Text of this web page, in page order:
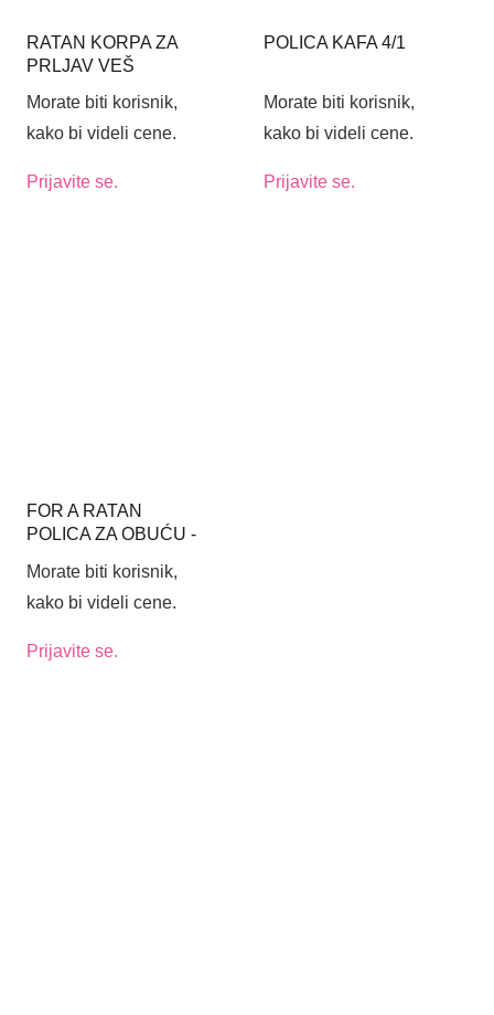
RATAN KORPA ZA
PRLJAV VEŠ
Morate biti korisnik,
kako bi videli cene.
Prijavite se.
POLICA KAFA 4/1
Morate biti korisnik,
kako bi videli cene.
Prijavite se.
FOR A RATAN
POLICA ZA OBUĆU -
Morate biti korisnik,
kako bi videli cene.
Prijavite se.